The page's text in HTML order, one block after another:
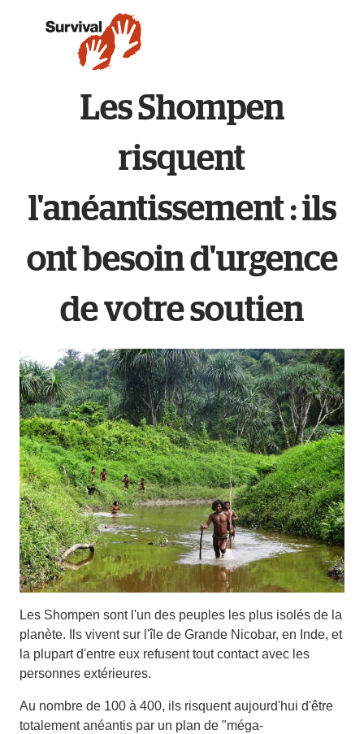
Les Shompen
risquent
l'anéantissement : ils
ont besoin d'urgence
de votre soutien
Les Shompen sont l'un des peuples les plus isolés de la
planète. Ils vivent sur l'île de Grande Nicobar, en Inde, et
la plupart d'entre eux refusent tout contact avec les
personnes extérieures.
Au nombre de 100 à 400, ils risquent aujourd'hui d'être
totalement anéantis par un plan de "méga-